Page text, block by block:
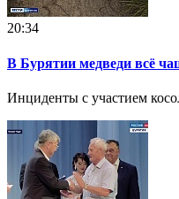
20:34
В Бурятии медведи всё
Инциденты с участием